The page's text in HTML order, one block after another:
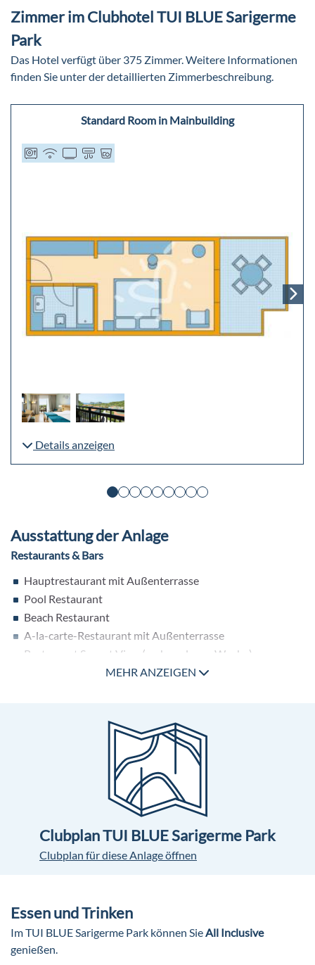
Zimmer im Clubhotel TUI BLUE Sarigerme
Park
Das Hotel verfügt über 375 Zimmer. Weitere Informationen
finden Sie unter der detaillierten Zimmerbeschreibung.
Standard Room in Mainbuilding
Details anzeigen
Ausstattung der Anlage
Restaurants & Bars
Hauptrestaurant mit Außenterrasse
Pool Restaurant
Beach Restaurant
A-la-carte-Restaurant mit Außenterrasse
Restaurant Sunset View (mehrmals pro Woche)
Weitere Ausstattung
Friseur
Farewell-Lounge mit Umkleiden, Duschen und
MEHR ANZEIGEN
Clubplan TUI BLUE Sarigerme Park
Clubplan für diese Anlage öffnen
Essen und Trinken
Im TUI BLUE Sarigerme Park können SieAll Inclusive
genießen.